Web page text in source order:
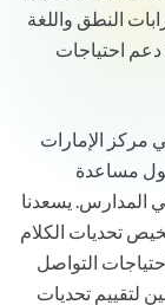
النطق واللغة
دعم احتياجات
مركز الإمارات
حول مساعدة
المدارس. يسعدنا
تحديات الكلام
التواصل
لتقييم تحديات